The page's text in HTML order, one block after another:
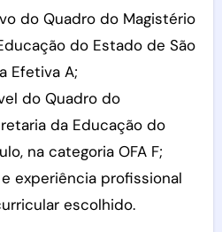
do Quadro do Magistério
do Estado de São
Efetiva A;
do Quadro do
da Educação do
na categoria OFA F;
experiência profissional
escolhido.